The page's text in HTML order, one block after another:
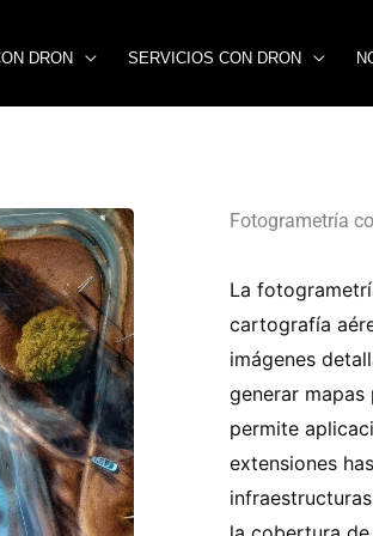
DRON SERVICIOS CON DRON
Fotogrametría
La
cartografía
imágenes
generar
permite
extensiones